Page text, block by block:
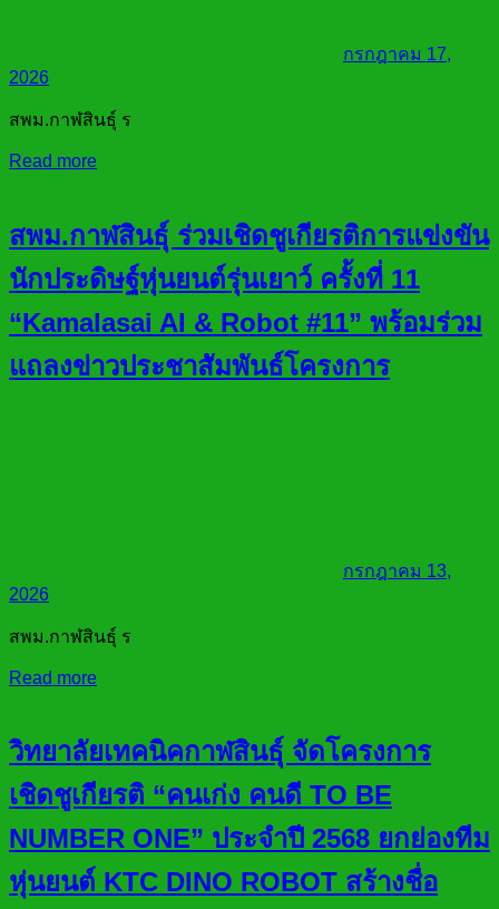
กรกฎาคม 17,
2026
สพม.กาฬสินธุ์ ร
Read more
สพม.กาฬสินธุ์ ร่วมเชิดชูเกียรติการแข่งขัน
นักประดิษฐ์หุ่นยนต์รุ่นเยาว์ ครั้งที่ 11
“Kamalasai AI & Robot #11” พร้อมร่วม
แถลงข่าวประชาสัมพันธ์โครงการ
กรกฎาคม 13,
2026
สพม.กาฬสินธุ์ ร
Read more
วิทยาลัยเทคนิคกาฬสินธุ์ จัดโครงการ
เชิดชูเกียรติ “คนเก่ง คนดี TO BE
NUMBER ONE” ประจำปี 2568 ยกย่องทีม
หุ่นยนต์ KTC DINO ROBOT สร้างชื่อ